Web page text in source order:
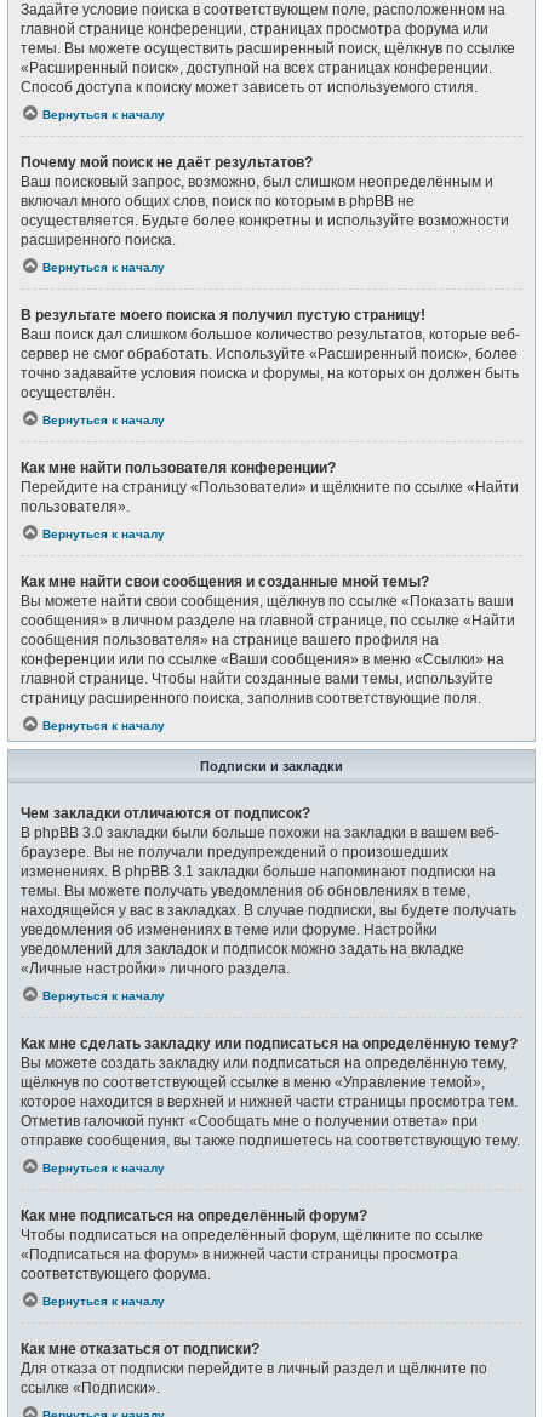
Задайте условие поиска в соответствующем поле, расположенном на
главной странице конференции, страницах просмотра форума или
темы. Вы можете осуществить расширенный поиск, щёлкнув по ссылке
«Расширенный поиск», доступной на всех страницах конференции.
Способ доступа к поиску может зависеть от используемого стиля.
Вернуться к началу
Почему мой поиск не даёт результатов?
Ваш поисковый запрос, возможно, был слишком неопределённым и
включал много общих слов, поиск по которым в phpBB не
осуществляется. Будьте более конкретны и используйте возможности
расширенного поиска.
Вернуться к началу
В результате моего поиска я получил пустую страницу!
Ваш поиск дал слишком большое количество результатов, которые веб-
сервер не смог обработать. Используйте «Расширенный поиск», более
точно задавайте условия поиска и форумы, на которых он должен быть
осуществлён.
Вернуться к началу
Как мне найти пользователя конференции?
Перейдите на страницу «Пользователи» и щёлкните по ссылке «Найти
пользователя».
Вернуться к началу
Как мне найти свои сообщения и созданные мной темы?
Вы можете найти свои сообщения, щёлкнув по ссылке «Показать ваши
сообщения» в личном разделе на главной странице, по ссылке «Найти
сообщения пользователя» на странице вашего профиля на
конференции или по ссылке «Ваши сообщения» в меню «Ссылки» на
главной странице. Чтобы найти созданные вами темы, используйте
страницу расширенного поиска, заполнив соответствующие поля.
Вернуться к началу
Подписки и закладки
Чем закладки отличаются от подписок?
В phpBB 3.0 закладки были больше похожи на закладки в вашем веб-
браузере. Вы не получали предупреждений о произошедших
изменениях. В phpBB 3.1 закладки больше напоминают подписки на
темы. Вы можете получать уведомления об обновлениях в теме,
находящейся у вас в закладках. В случае подписки, вы будете получать
уведомления об изменениях в теме или форуме. Настройки
уведомлений для закладок и подписок можно задать на вкладке
«Личные настройки» личного раздела.
Вернуться к началу
Как мне сделать закладку или подписаться на определённую тему?
Вы можете создать закладку или подписаться на определённую тему,
щёлкнув по соответствующей ссылке в меню «Управление темой»,
которое находится в верхней и нижней части страницы просмотра тем.
Отметив галочкой пункт «Сообщать мне о получении ответа» при
отправке сообщения, вы также подпишетесь на соответствующую тему.
Вернуться к началу
Как мне подписаться на определённый форум?
Чтобы подписаться на определённый форум, щёлкните по ссылке
«Подписаться на форум» в нижней части страницы просмотра
соответствующего форума.
Вернуться к началу
Как мне отказаться от подписки?
Для отказа от подписки перейдите в личный раздел и щёлкните по
ссылке «Подписки».